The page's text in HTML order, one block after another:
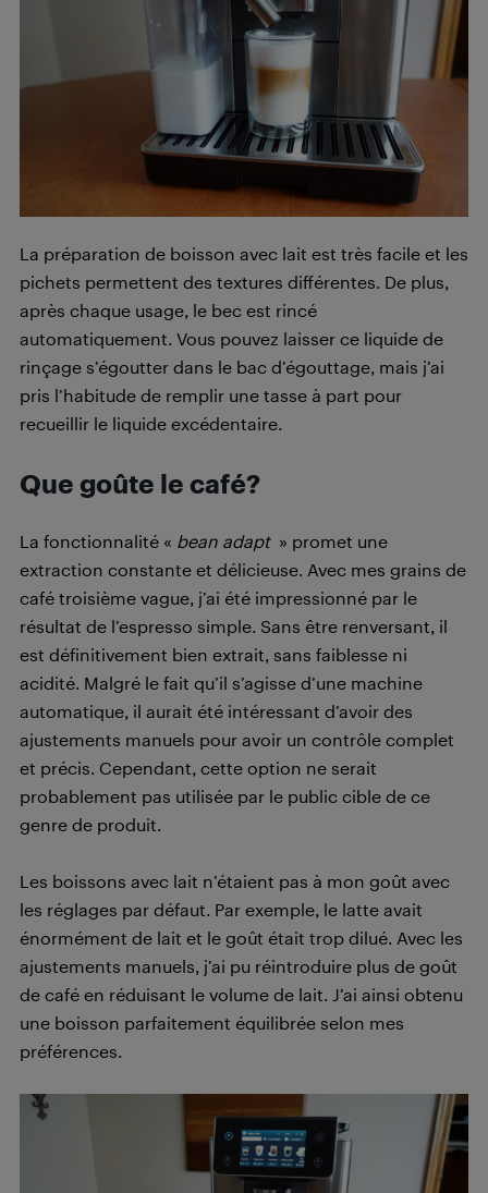
La préparation de boisson avec lait est très facile et les
pichets permettent des textures différentes. De plus,
après chaque usage, le bec est rincé
automatiquement. Vous pouvez laisser ce liquide de
rinçage s’égoutter dans le bac d’égouttage, mais j’ai
pris l’habitude de remplir une tasse à part pour
recueillir le liquide excédentaire.
Que goûte le café?
La fonctionnalité « bean adapt» promet une
extraction constante et délicieuse. Avec mes grains de
café troisième vague, j’ai été impressionné par le
résultat de l’espresso simple. Sans être renversant, il
est définitivement bien extrait, sans faiblesse ni
acidité. Malgré le fait qu’il s’agisse d’une machine
automatique, il aurait été intéressant d’avoir des
ajustements manuels pour avoir un contrôle complet
et précis. Cependant, cette option ne serait
probablement pas utilisée par le public cible de ce
genre de produit.
Les boissons avec lait n’étaient pas à mon goût avec
les réglages par défaut. Par exemple, le latte avait
énormément de lait et le goût était trop dilué. Avec les
ajustements manuels, j’ai pu réintroduire plus de goût
de café en réduisant le volume de lait. J’ai ainsi obtenu
une boisson parfaitement équilibrée selon mes
préférences.